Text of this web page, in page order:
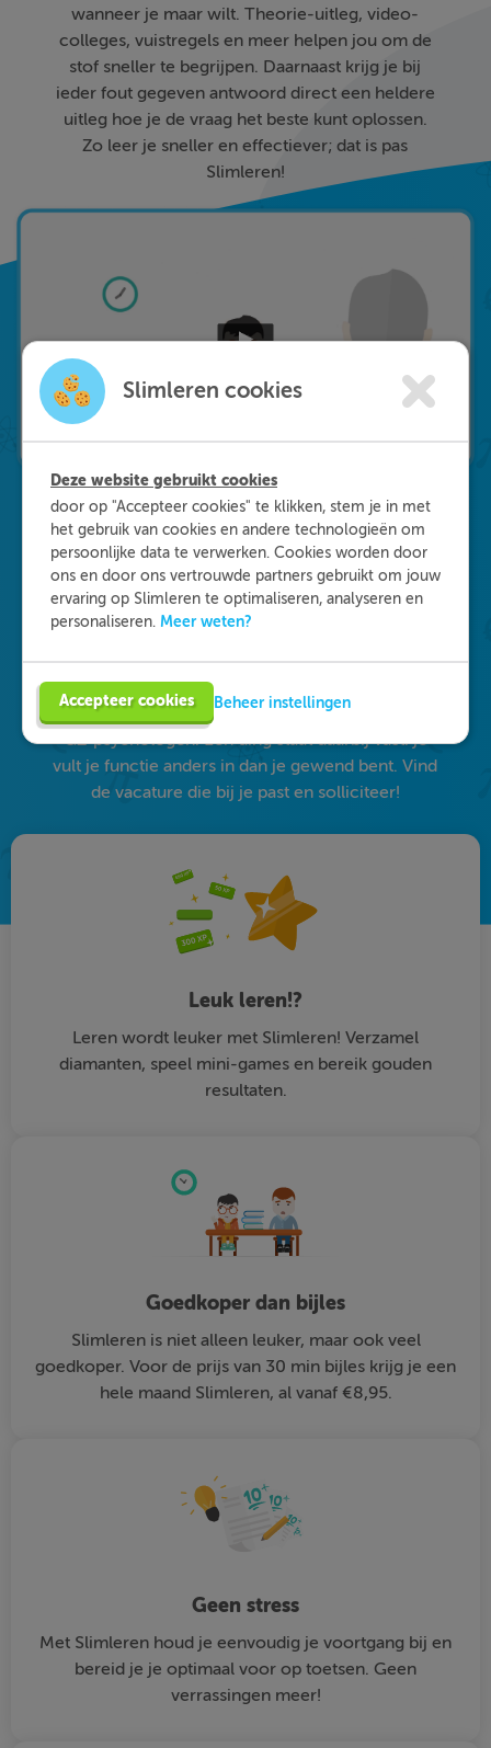
wanneer je maar wilt. Theorie-uitleg, video-
colleges, vuistregels en meer helpen jou om de
stof sneller te begrijpen. Daarnaast krijg je bij
ieder fout gegeven antwoord direct een heldere
uitleg hoe je de vraag het beste kunt oplossen.
Zo leer je sneller en effectiever; dat is pas
Slimleren!
Waarom kiezen voor
Slimleren?
Onderdeel worden van ons multidisciplinaire
team? Dat kan! We zijn op zoek naar starters in
de zorg, maar ook naar medisch specialisten en
GZ-psychologen. Eén ding staat daarbij vast: je
vult je functie anders in dan je gewend bent. Vind
de vacature die bij je past en solliciteer!
Leuk leren!?
Leren wordt leuker met Slimleren! Verzamel
diamanten, speel mini-games en bereik gouden
resultaten.
Goedkoper dan bijles
Slimleren is niet alleen leuker, maar ook veel
goedkoper. Voor de prijs van 30 min bijles krijg je een
hele maand Slimleren, al vanaf €8,95.
Geen stress
Met Slimleren houd je eenvoudig je voortgang bij en
bereid je je optimaal voor op toetsen. Geen
verrassingen meer!
Slimleren cookies
Deze website gebruikt cookies
door op "Accepteer cookies" te klikken, stem je in met
het gebruik van cookies en andere technologieën om
persoonlijke data te verwerken. Cookies worden door
ons en door ons vertrouwde partners gebruikt om jouw
ervaring op Slimleren te optimaliseren, analyseren en
personaliseren. Meer weten?
Accepteer cookies Beheer instellingen